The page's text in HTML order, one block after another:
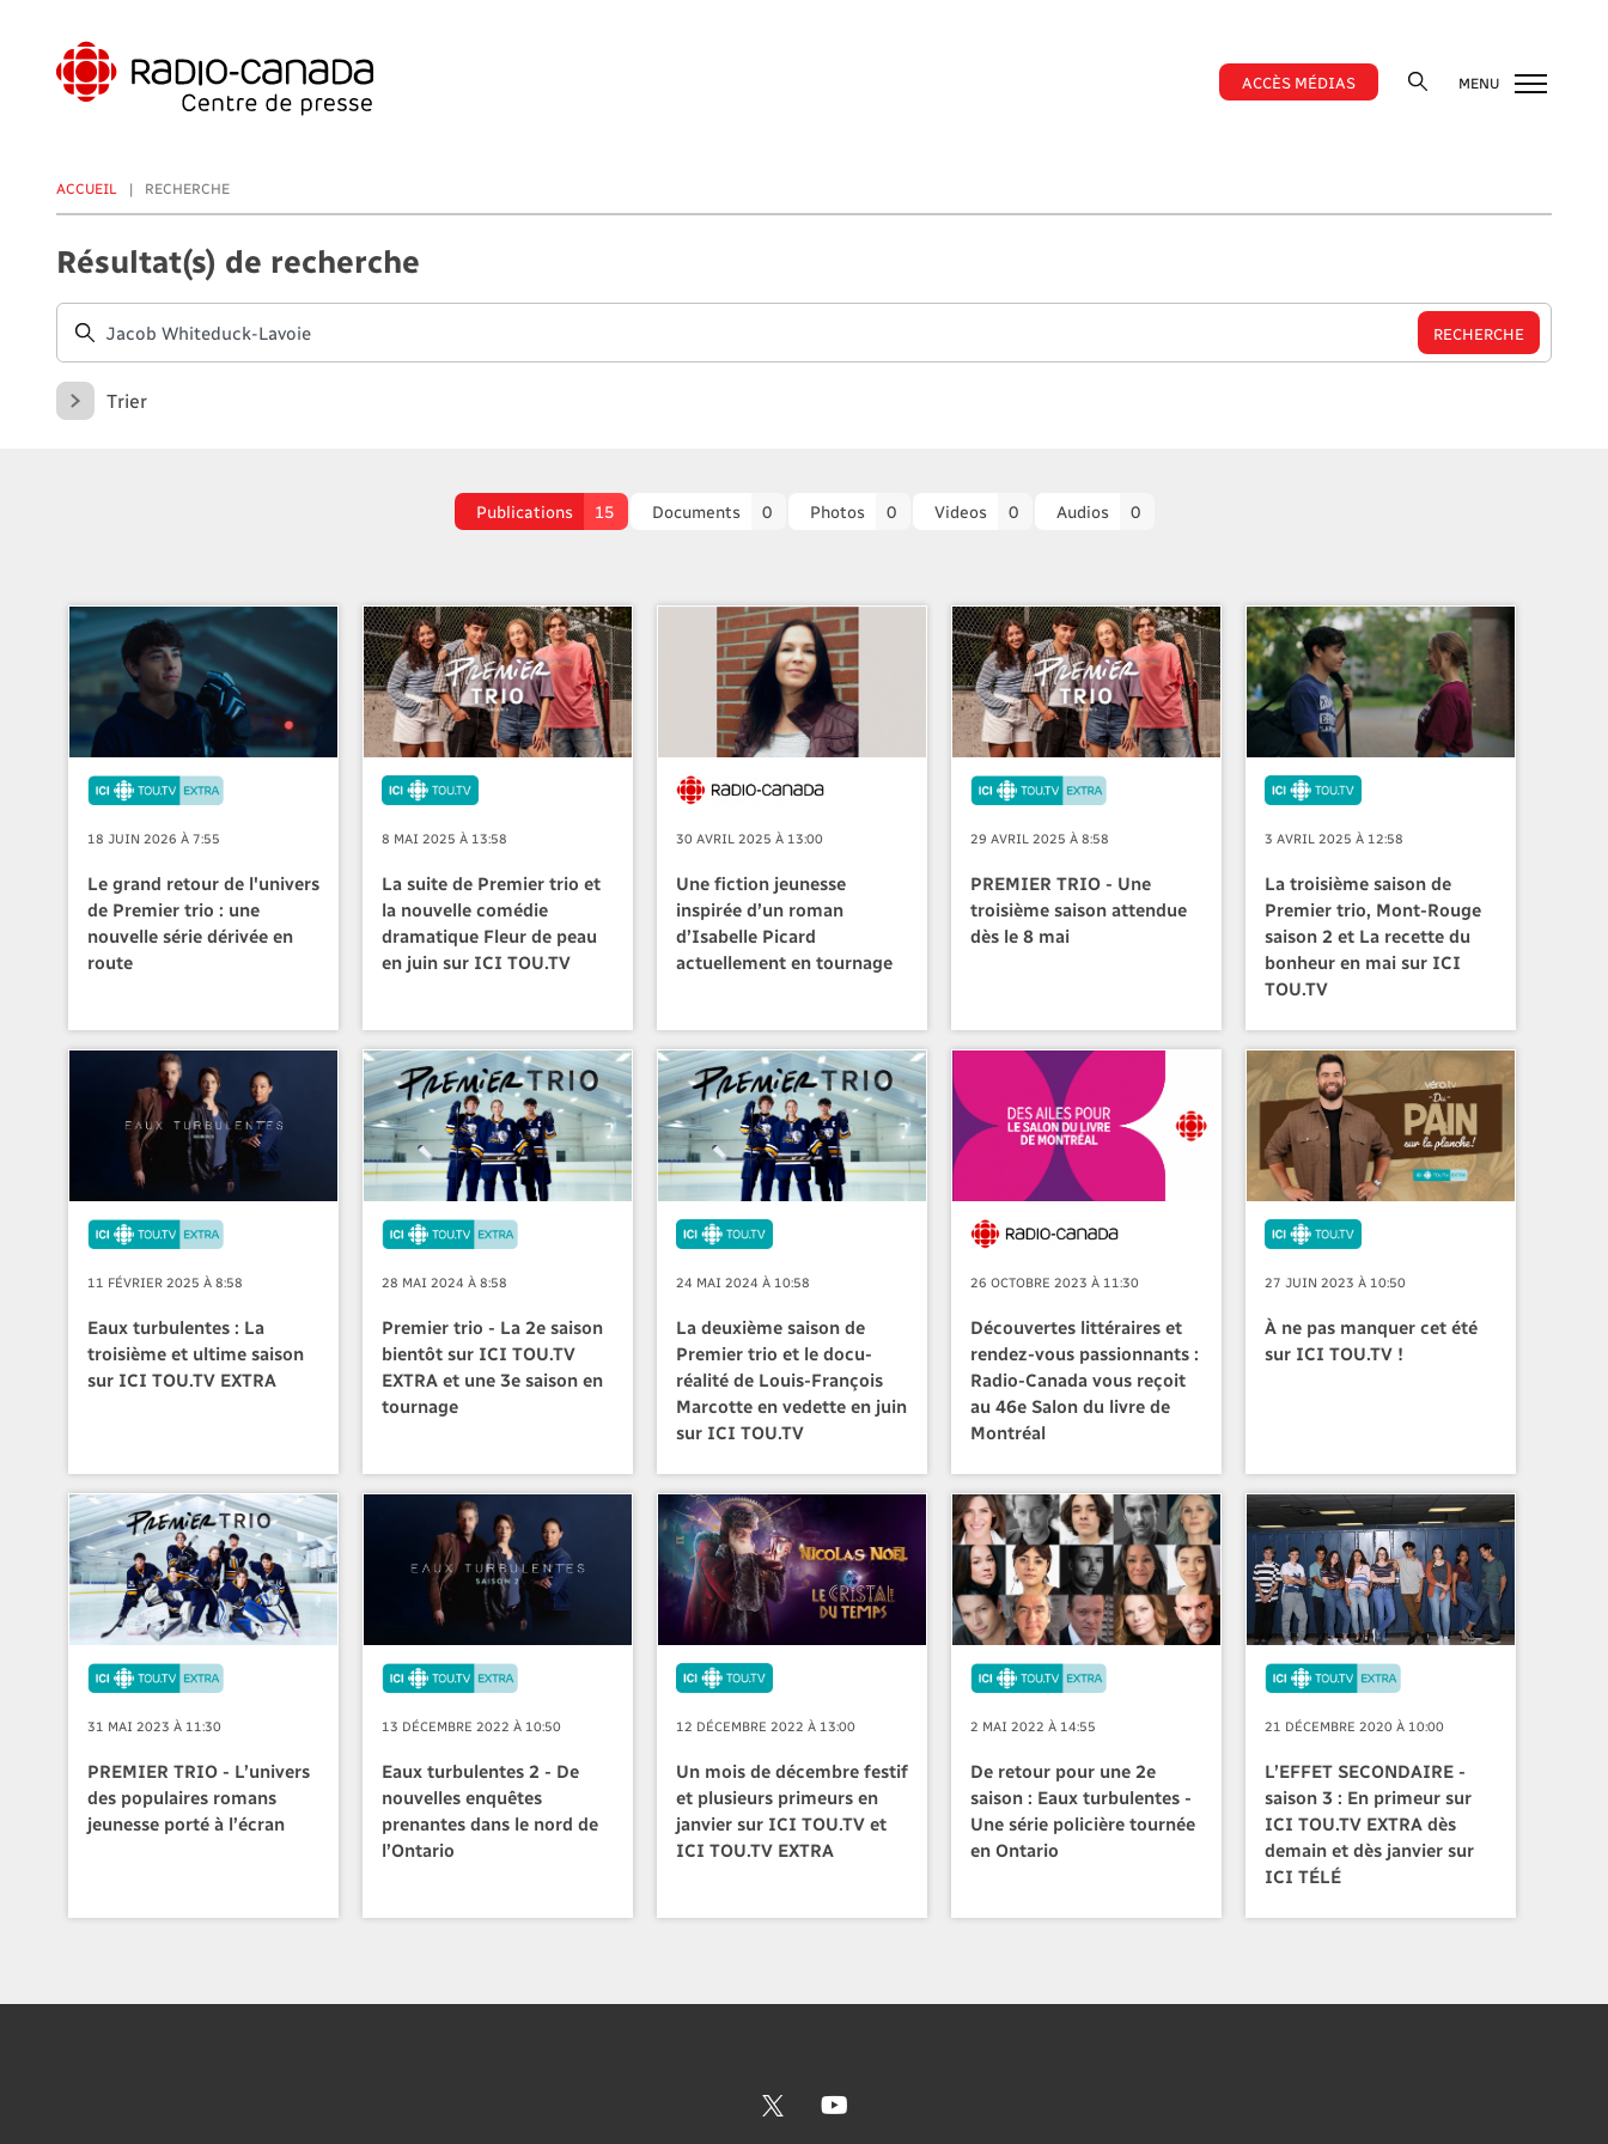
contenu
principal
ACCÈS MÉDIAS MENU
ACCUEIL RECHERCHE
Résultat(s) de recherche
Trier
Publications 15 Documents 0 Photos 0 Videos 0 Audios 0
18 JUIN 2026 À 7:55
Le grand retour de l'univers
de Premier trio : une
nouvelle série dérivée en
route
8 MAI 2025 À 13:58
La suite de Premier trio et
la nouvelle comédie
dramatique Fleur de peau
en juin sur ICI TOU.TV
30 AVRIL 2025 À 13:00
Une fiction jeunesse
inspirée d’un roman
d’Isabelle Picard
actuellement en tournage
29 AVRIL 2025 À 8:58
PREMIER TRIO - Une
troisième saison attendue
dès le 8 mai
3 AVRIL 2025 À 12:58
La troisième saison de
Premier trio, Mont-Rouge
saison 2 et La recette du
bonheur en mai sur ICI
TOU.TV
11 FÉVRIER 2025 À 8:58
Eaux turbulentes : La
troisième et ultime saison
sur ICI TOU.TV EXTRA
28 MAI 2024 À 8:58
Premier trio - La 2e saison
bientôt sur ICI TOU.TV
EXTRA et une 3e saison en
tournage
24 MAI 2024 À 10:58
La deuxième saison de
Premier trio et le docu-
réalité de Louis-François
Marcotte en vedette en juin
sur ICI TOU.TV
26 OCTOBRE 2023 À 11:30
Découvertes littéraires et
rendez-vous passionnants :
Radio-Canada vous reçoit
au 46e Salon du livre de
Montréal
27 JUIN 2023 À 10:50
À ne pas manquer cet été
sur ICI TOU.TV !
31 MAI 2023 À 11:30
PREMIER TRIO - L’univers
des populaires romans
jeunesse porté à l’écran
13 DÉCEMBRE 2022 À 10:50
Eaux turbulentes 2 - De
nouvelles enquêtes
prenantes dans le nord de
l’Ontario
12 DÉCEMBRE 2022 À 13:00
Un mois de décembre festif
et plusieurs primeurs en
janvier sur ICI TOU.TV et
ICI TOU.TV EXTRA
2 MAI 2022 À 14:55
De retour pour une 2e
saison : Eaux turbulentes -
Une série policière tournée
en Ontario
21 DÉCEMBRE 2020 À 10:00
L’EFFET SECONDAIRE -
saison 3 : En primeur sur
ICI TOU.TV EXTRA dès
demain et dès janvier sur
ICI TÉLÉ